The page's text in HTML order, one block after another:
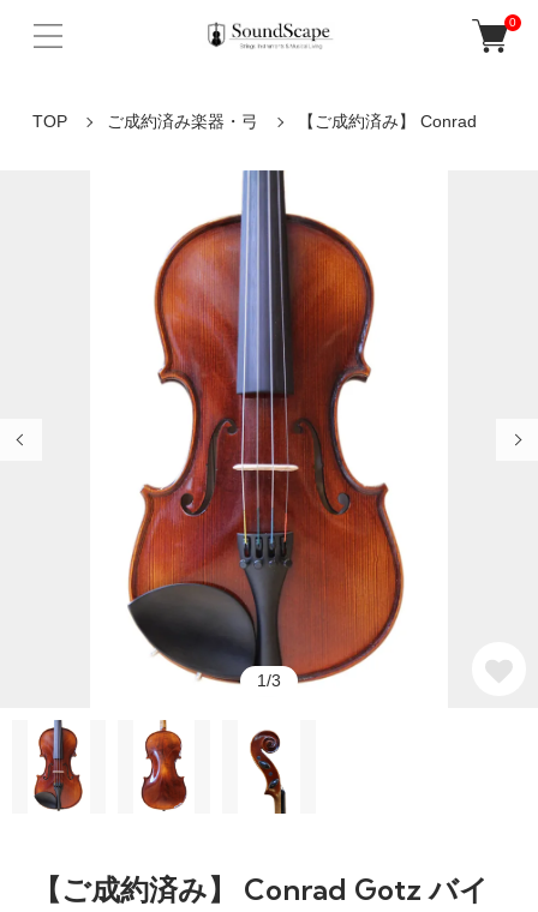
0
TOP ご成約済み楽器・弓 【ご成約済み】 Conrad
1/3
【ご成約済み】 Conrad Gotz バイ